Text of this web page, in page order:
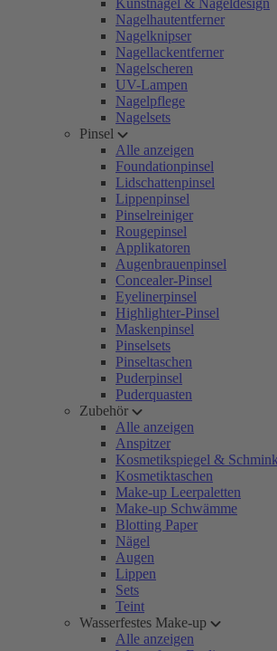
Kunstnägel & Nageldesign
Nagelhautentferner
Nagelknipser
Nagellackentferner
Nagelscheren
UV-Lampen
Nagelpflege
Nagelsets
Pinsel
Alle anzeigen
Foundationpinsel
Lidschattenpinsel
Lippenpinsel
Pinselreiniger
Rougepinsel
Applikatoren
Augenbrauenpinsel
Concealer-Pinsel
Eyelinerpinsel
Highlighter-Pinsel
Maskenpinsel
Pinselsets
Pinseltaschen
Puderpinsel
Puderquasten
Zubehör
Alle anzeigen
Anspitzer
Kosmetikspiegel &
Kosmetiktaschen
Make-up Leerpaletten
Make-up Schwämme
Blotting Paper
Nägel
Augen
Lippen
Sets
Teint
Wasserfestes Make-up
Alle anzeigen